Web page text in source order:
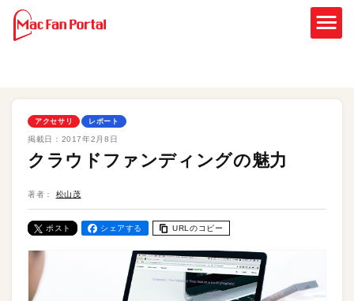
アクセサリ レポート
掲載日： 2017年2月8日
クラウドファンディングの魅力
著者： 松山茂
ポスト シェアする URLのコピー